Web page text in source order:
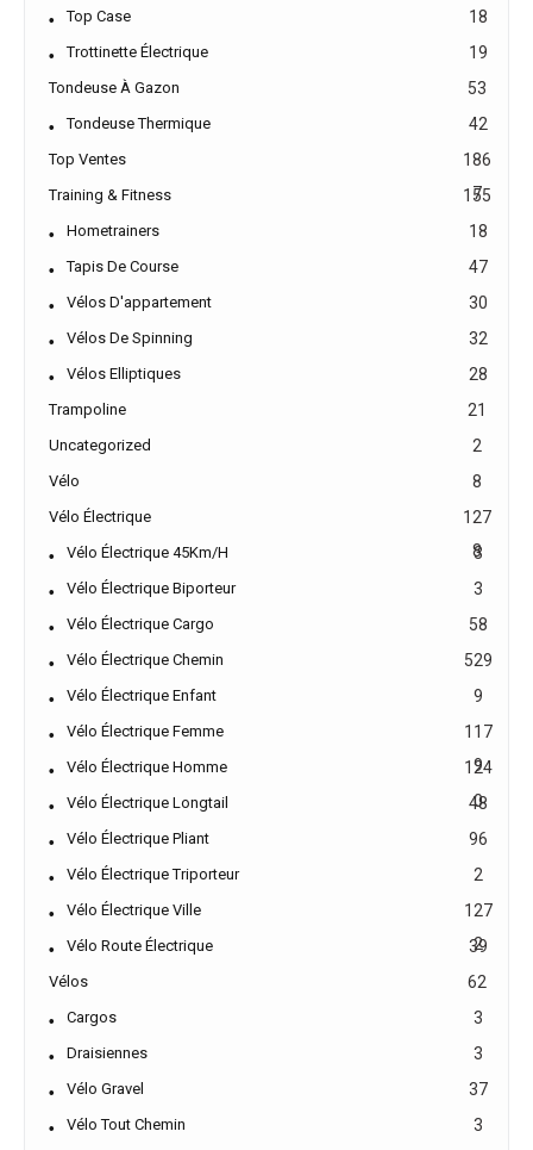
Top Case 18
Trottinette Électrique 19
Tondeuse À Gazon 53
Tondeuse Thermique 42
Top Ventes
186
7
Training & Fitness 155
Hometrainers 18
Tapis De Course 47
Vélos D'appartement 30
Vélos De Spinning 32
Vélos Elliptiques 28
Trampoline 21
Uncategorized 2
Vélo 8
Vélo Électrique
127
8
Vélo Électrique 45Km/h 3
Vélo Électrique Biporteur 3
Vélo Électrique Cargo 58
Vélo Électrique Chemin 529
Vélo Électrique Enfant 9
Vélo Électrique Femme
117
9
Vélo Électrique Homme
124
0
Vélo Électrique Longtail 48
Vélo Électrique Pliant 96
Vélo Électrique Triporteur 2
Vélo Électrique Ville
127
2
Vélo Route Électrique 39
Vélos 62
Cargos 3
Draisiennes 3
Vélo Gravel 37
Vélo Tout Chemin 3